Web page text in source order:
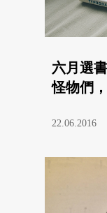
六月選書
怪物們
22.06.2016